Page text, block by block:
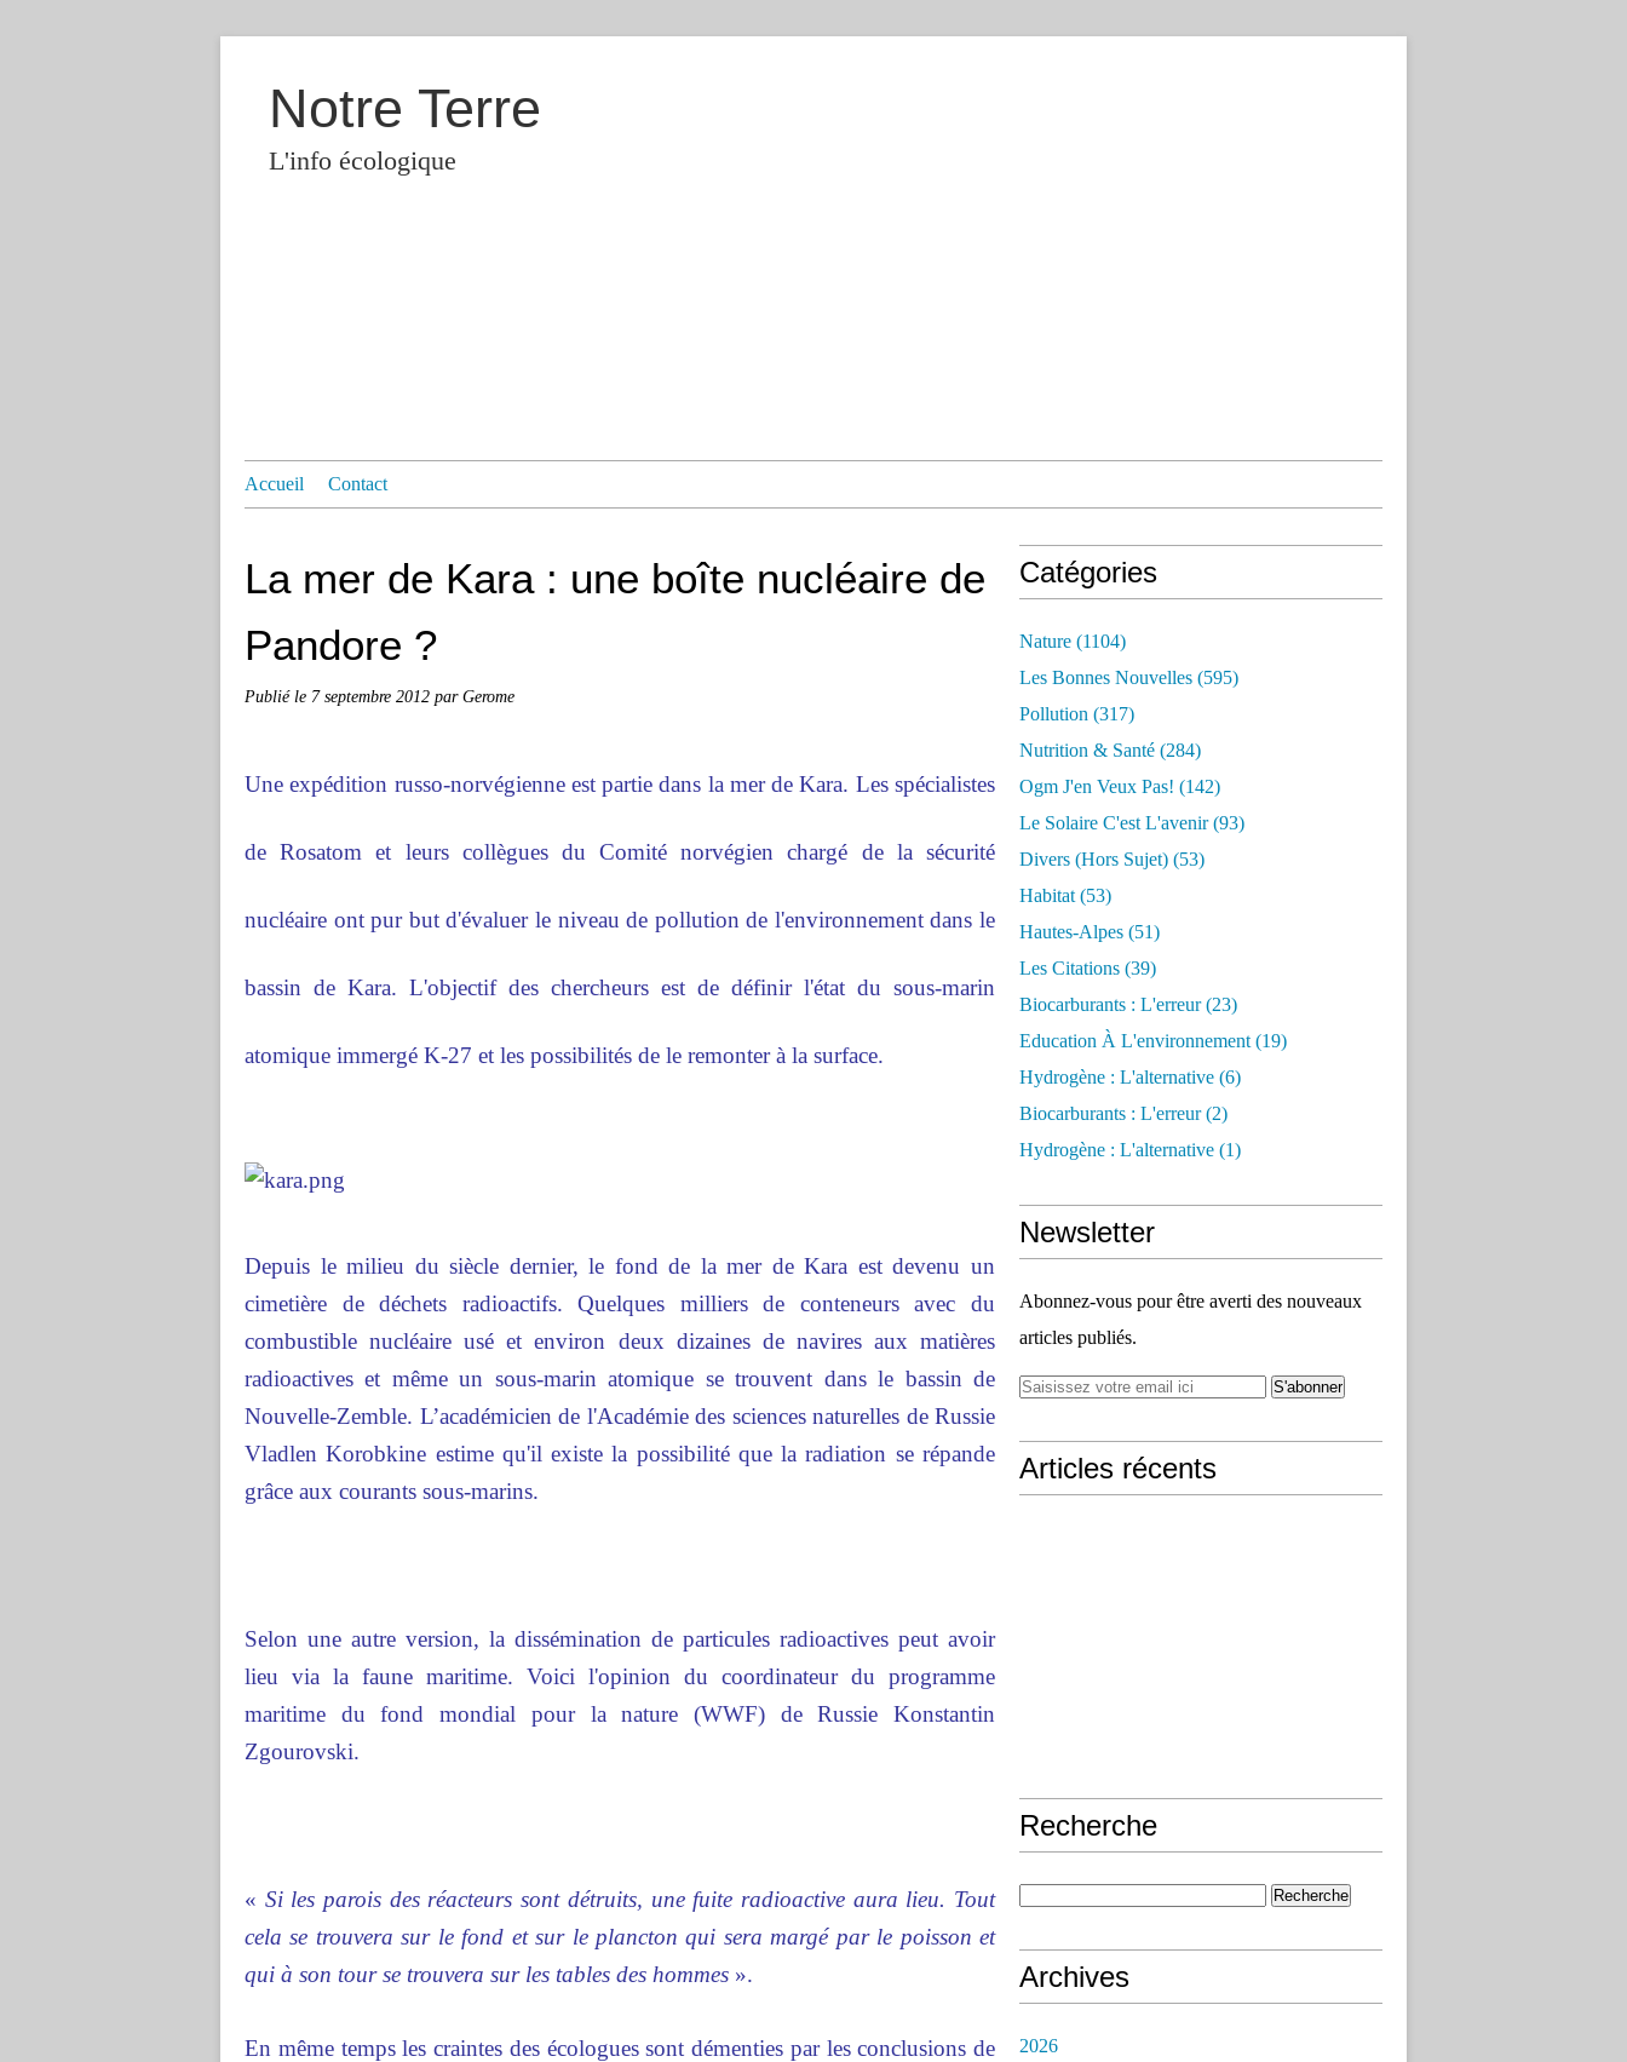
Notre Terre
L'info écologique
Accueil Contact
La mer de Kara : une boîte nucléaire de
Pandore ?
Publié le 7 septembre 2012 par Gerome
Une expédition russo-norvégienne est partie dans la mer de Kara. Les spécialistes
de Rosatom et leurs collègues du Comité norvégien chargé de la sécurité
nucléaire ont pur but d'évaluer le niveau de pollution de l'environnement dans le
bassin de Kara. L'objectif des chercheurs est de définir l'état du sous-marin
atomique immergé K-27 et les possibilités de le remonter à la surface.
Depuis le milieu du siècle dernier, le fond de la mer de Kara est devenu un
cimetière de déchets radioactifs. Quelques milliers de conteneurs avec du
combustible nucléaire usé et environ deux dizaines de navires aux matières
radioactives et même un sous-marin atomique se trouvent dans le bassin de
Nouvelle-Zemble. L’académicien de l'Académie des sciences naturelles de Russie
Vladlen Korobkine estime qu'il existe la possibilité que la radiation se répande
grâce aux courants sous-marins.
Selon une autre version, la dissémination de particules radioactives peut avoir
lieu via la faune maritime. Voici l'opinion du coordinateur du programme
maritime du fond mondial pour la nature (WWF) de Russie Konstantin
Zgourovski.
« Si les parois des réacteurs sont détruits, une fuite radioactive aura lieu. Tout
cela se trouvera sur le fond et sur le plancton qui sera margé par le poisson et
qui à son tour se trouvera sur les tables des hommes ».
En même temps les craintes des écologues sont démenties par les conclusions de
Catégories
Nature (1104)
Les Bonnes Nouvelles (595)
Pollution (317)
Nutrition & Santé (284)
Ogm J'en Veux Pas! (142)
Le Solaire C'est L'avenir(93)
Divers (hors Sujet) (53)
Habitat (53)
Hautes-Alpes (51)
Les Citations (39)
Biocarburants : L'erreur(23)
Education À L'environnement (19)
Hydrogène : L'alternative (6)
Biocarburants : L'erreur(2)
Hydrogène : L'alternative (1)
Newsletter
Abonnez-vous pour être averti des nouveaux
articles publiés.
Articles récents
Recherche
Archives
2026